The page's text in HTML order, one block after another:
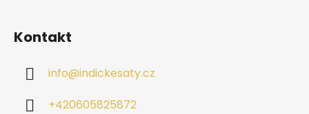
Kontakt
info@indickesaty.cz
+420605825872